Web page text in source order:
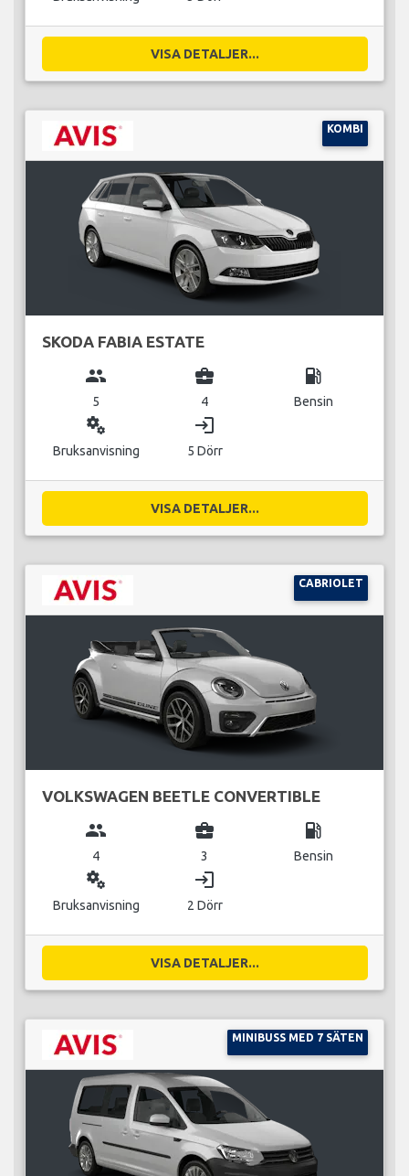
VISA DETALJER...
KOMBI
SKODA FABIA ESTATE
group
5
business_center
4
local_gas_station
Bensin
miscellaneous_services
Bruksanvisning
login
5 Dörr
VISA DETALJER...
CABRIOLET
VOLKSWAGEN BEETLE CONVERTIBLE
group
4
business_center
3
local_gas_station
Bensin
miscellaneous_services
Bruksanvisning
login
2 Dörr
VISA DETALJER...
MINIBUSS MED 7 SÄTEN